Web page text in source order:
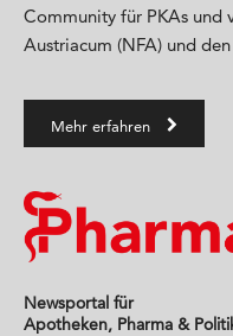
Community für PKAs und
Austriacum (NFA) und
Mehr erfahren
Newsportal für
Apotheken, Pharma &